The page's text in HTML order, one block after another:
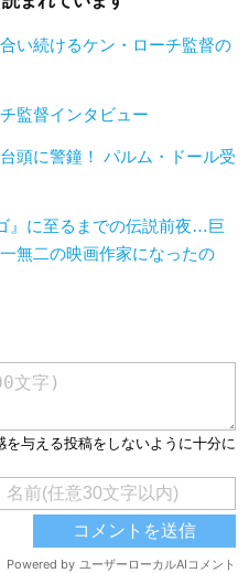
い続けるケン・ローチ監督の
監督インタビュー
頭に警鐘！ パルム・ドール受
』に至るまでの伝説前夜…巨
無二の映画作家になったの